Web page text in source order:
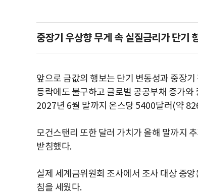
중장기 우상향 무게 속 실질금리가 단기
앞으로 금값의 행보는 단기 변동성과 중장
등락에도 불구하고 글로벌 공공부채 증가와
2027년 6월 말까지 온스당 5400달러 (약
모건스탠리 또한 달러 가치가 올해 말까지
받침했다.
실제 세계금위원회 조사에서 조사 대상 중앙
침을 세웠다.